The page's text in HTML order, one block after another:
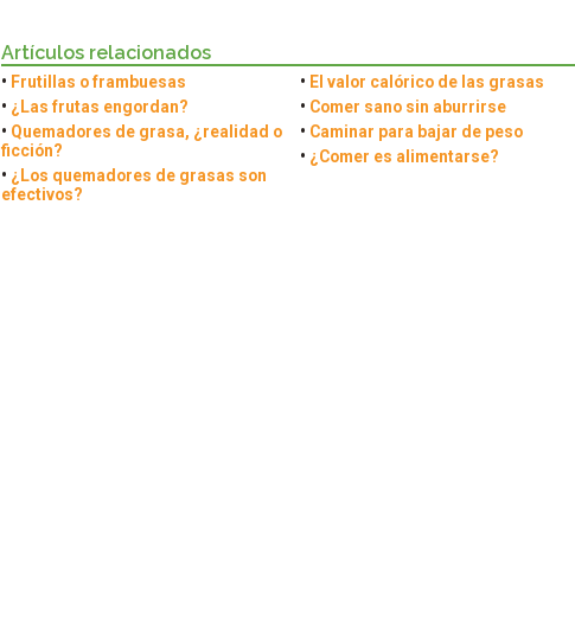
Artículos relacionados
• Frutillas o frambuesas
• ¿Las frutas engordan?
• Quemadores de grasa, ¿realidad o
ficción?
• ¿Los quemadores de grasas son
efectivos?
• El valor calórico de las grasas
• Comer sano sin aburrirse
• Caminar para bajar de peso
• ¿Comer es alimentarse?